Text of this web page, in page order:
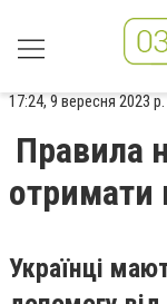
17:24, 9 вересня 2023 р.
Правила
отримати
Українці